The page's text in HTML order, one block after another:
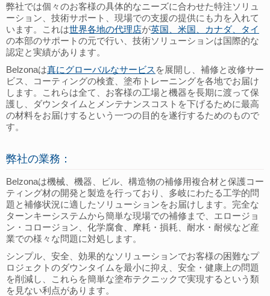
弊社では個々のお客様の具体的なニーズに合わせた特注ソリュ
ーション、技術サポート、現場での支援の提供にも力を入れて
います。これは世界各地の代理店が英国、米国、カナダ、タイ
の本部のサポートの元で行い、技術ソリューションは国際的な
認定と実績があります。
Belzonaは真にグローバルなサービス を展開し、補修と改修サー
ビス、コーティングの検査、塗布トレーニングを各地でお届け
します。これらは全て、お客様の工場と機器を長期に渡って保
護し、ダウンタイムとメンテナンスコストを下げるために最高
の材料をお届けするという一つの目的を遂行するためのもので
す。
弊社の業務：
Belzonaは機械、機器、ビル、構造物の補修用複合材と保護コー
ティング材の開発と製造を行っており、多岐にわたる工学的問
題と補修状況に適したソリューションをお届けします。完全な
ターンキーシステムから簡単な現場での補修まで、エロージョ
ン・コロージョン、化学腐食、摩耗・損耗、耐水・耐候など産
業での様々な問題に対処します。
シンプル、安全、効果的なソリューションでお客様の困難なプ
ロジェクトのダウンタイムを最小に抑え、安全・健康上の問題
を削減し、これらを簡単な塗布テクニックで実現するという類
を見ない利点があります。